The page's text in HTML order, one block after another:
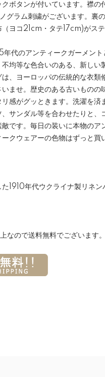
クボタンが付いています。襟
グラム刺繍がございます。裏
ヨコ21cm・タテ17cm)がステ
代のアンティークガーメン
均等な色合いのある、新し
、ヨーロッパの伝統的な衣類
ませ。歴史のある古いもの
感がグッときます。洗濯を
サンダル等を合わせたりと
です。毎日の装いに本物の
クウェアーの色物はずっと
1910年代ウクライナ製リネ
なので送料無料でございます。